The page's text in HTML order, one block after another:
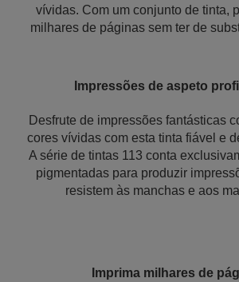
vívidas. Com um conjunto de tinta,
milhares de páginas sem ter de
Impressões de aspeto
Desfrute de impressões fantásticas
cores vívidas com esta tinta fiável e
A série de tintas 113 conta
pigmentadas para produzir
resistem às manchas e aos
Imprima milhares de